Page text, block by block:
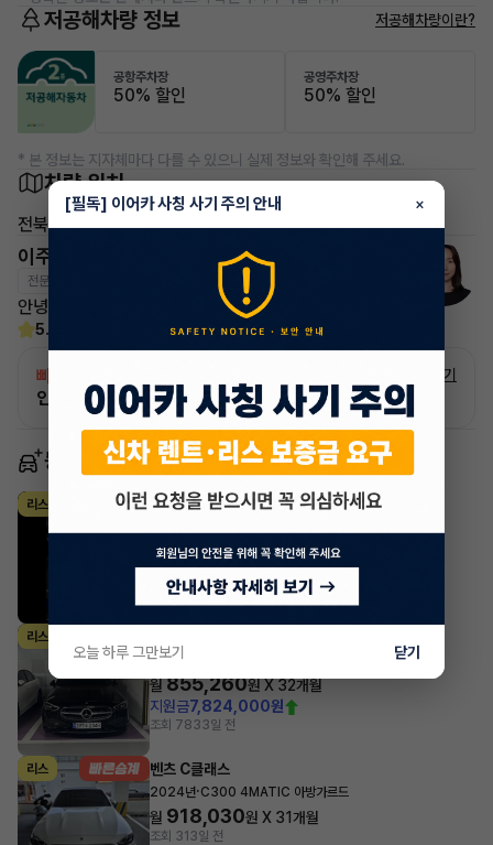
저공해차량 정보 저공해차량이란?
공항주차장
50% 할인
공영주차장
50% 할인
* 본 정보는 지자체마다 다를 수 있으니 실제 정보와 확인해 주세요.
차량 위치
전북 군산시
이주하 매니저
전문교육수료
안녕하세요 이어카 매니저 이주하입니다
5.0
빠른승계
인증 차량으로 승계하는 이유?
자세히 보기
동일 차종 이어카
리스 벤츠 C클래스
월651,660원 X49개월
조회 5381시간 전
리스
2024년
월 855,260원 X 32개월
지원금7,824,000원
조회 7833일 전
리스 벤츠 C클래스
2024년·C300 4MATIC 아방가르드
월 918,030원 X 31개월
조회 31 3일 전
[필독] 이어카 사칭 사기 주의 안내 ×
오늘 하루 그만보기 닫기